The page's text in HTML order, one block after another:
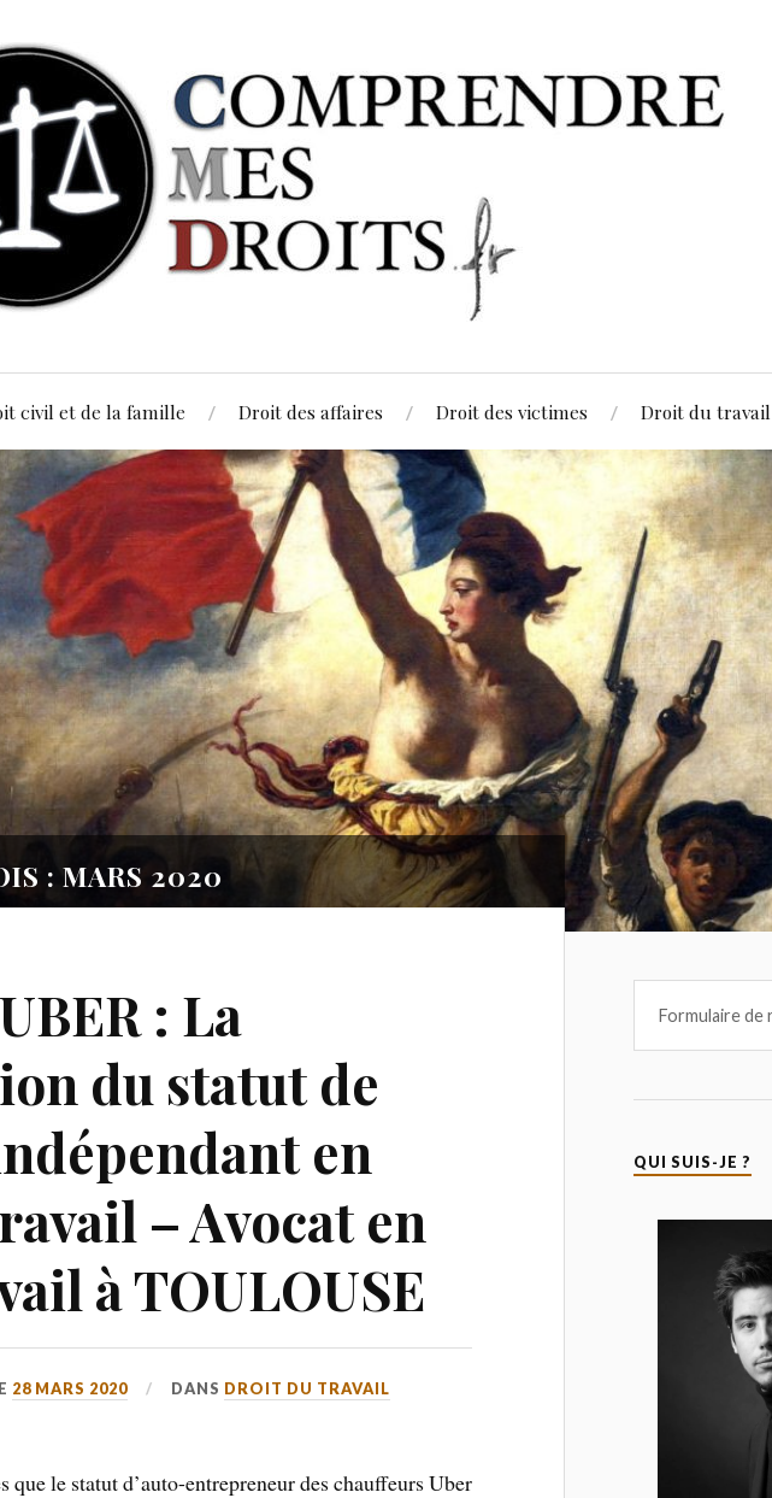
civil et de la famille Droit des affaires Droit des victimes Droit du travail
: MARS 2020
: La
du statut de
en
– Avocat en
à TOULOUSE
28 MARS 2020 DANS DROIT DU TRAVAIL
que le statut d’auto-entrepreneur des chauffeurs Uber
QUI SUIS-JE ?